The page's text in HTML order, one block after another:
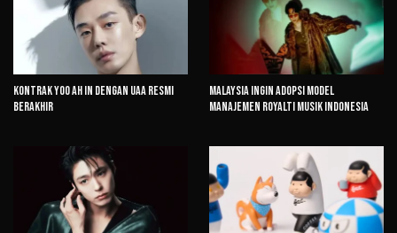
Kontrak Yoo Ah In dengan UAA Resmi
Berakhir
Malaysia Ingin Adopsi Model
Manajemen Royalti Musik Indonesia